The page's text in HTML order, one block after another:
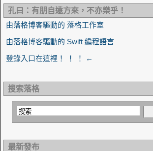
孔曰：有朋自遠方來，不亦樂乎！
由落格博客驅動的 落格工作室
由落格博客驅動的 Swift 編程語言
登錄入口在這裡！ ！ ！ ←
搜索落格
最新發布